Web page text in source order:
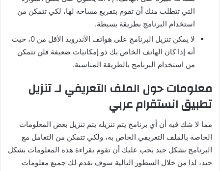
التي تتطلب منك أن تقوم بتفريغ مساحة لها، لكي تتمكن من
استخدام البرنامج بطريقة بسيطة.
لا يمكن تنزيل البرنامج على هواتف الأندرويد الأقل من 0، حيث
أنه إذا كان الهاتف الخاص بك ذو إمكانيات ضعيفة فلن تتمكن
من استخدام البرنامج بالطريقة المناسبة.
معلومات حول الملف التعريفي لـ تنزيل
تطبيق انستقرام عربي
مما لا شك فيه أن أي برنامج يتم تنزيله يتم تنزيل بعض المعلومات
الخاصة بالملف التعريفي الخاص به، ولكي تتمكن من التعامل مع
البرنامج بشكل جيد يجب عليك أن تقوم بقراءة هذه المعلومات بشكل
جيد، لذا من خلال السطور التالية سوف نقدم لك جميع معلومات